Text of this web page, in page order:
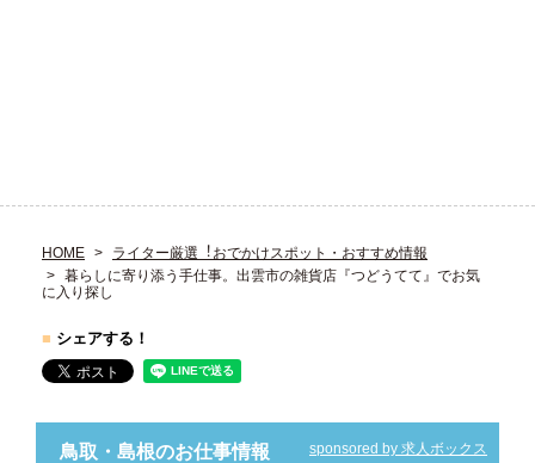
HOME
ライター厳選︕おでかけスポット・おすすめ情報
暮らしに寄り添う手仕事。出雲市の雑貨店『つどうてて』でお気
に入り探し
■ シェアする！
鳥取・島根のお仕事情報 sponsored by 求人ボックス